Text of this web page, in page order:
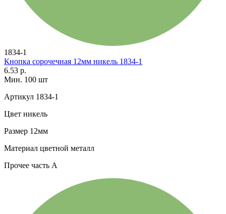
1834-1
Кнопка сорочечная 12мм никель 1834-1
6.53 р.
Мин. 100 шт
Артикул 1834-1
Цвет никель
Размер 12мм
Материал цветной металл
Прочее часть A